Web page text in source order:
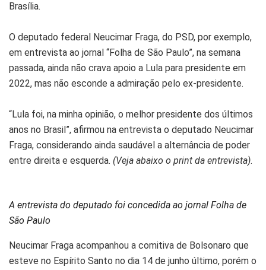
Brasília.
O deputado federal Neucimar Fraga, do PSD, por exemplo,
em entrevista ao jornal “Folha de São Paulo”, na semana
passada, ainda não crava apoio a Lula para presidente em
2022, mas não esconde a admiração pelo ex-presidente.
“Lula foi, na minha opinião, o melhor presidente dos últimos
anos no Brasil”, afirmou na entrevista o deputado Neucimar
Fraga, considerando ainda saudável a alternância de poder
entre direita e esquerda. (Veja abaixo o print da entrevista).
A entrevista do deputado foi concedida ao jornal Folha de
São Paulo
Neucimar Fraga acompanhou a comitiva de Bolsonaro que
esteve no Espírito Santo no dia 14 de junho último, porém o